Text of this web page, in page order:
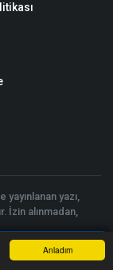
Anladım
yazı,
İzin alınmadan,
| Yazılım:
İhbar Hattı Menu